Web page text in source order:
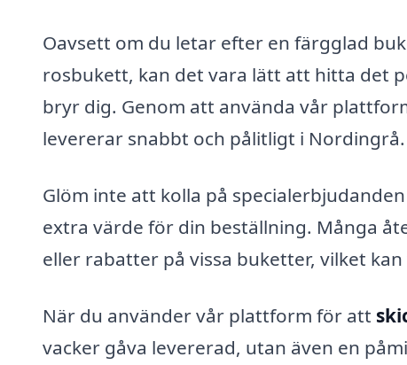
Oavsett om du letar efter en färgglad
rosbukett, kan det vara lätt att hitta det
bryr dig. Genom att använda vår
levererar snabbt och pålitligt i Nordingrå.
Glöm inte att kolla på
extra värde för din beställning. Många
eller rabatter på vissa buketter, vilket
När du använder vår plattform för att
vacker gåva levererad, utan även en